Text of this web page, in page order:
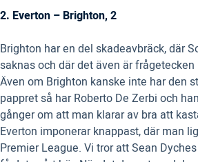
2. Everton – Brighton, 2
Brighton har en del skadeavbräck, där
saknas och där det även är
Även om Brighton kanske inte har den
pappret så har Roberto De Zerbi och
gånger om att man klarar av bra att
Everton imponerar knappast, där man
Premier League. Vi tror att Sean